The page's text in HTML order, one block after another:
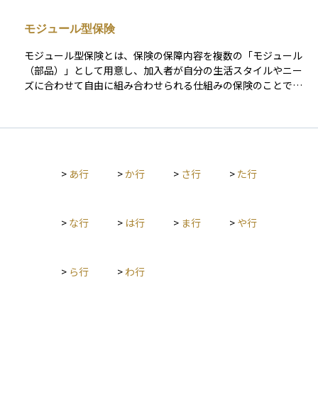
分析・活用することで、新たな価値や洞察を生み出すことが可
能になります。 ビッグデータは、マーケティングや医療、交
通、製造業はもちろん、資産運用や金融の分野でも注目されて
おり、市場のトレンド分析、顧客の投資行動予測、信用スコア
の算出などに活用されています。特に機械学習やディープラー
モジュール型保険
モジュール型保険とは、保険の保障内容を複数の「モジュール
（部品）」として用意し、加入者が自分の生活スタイルやニー
ズに合わせて自由に組み合わせられる仕組みの保険のことで
なプランを設計できます。従来のパッケージ型保険が「決めら
イン上で簡単にモジュールを追加・削除できる仕組みを採用す
> あ行 >か行 > さ行 > た行
> な行 > は行 > ま行 > や行
> ら行 > わ行